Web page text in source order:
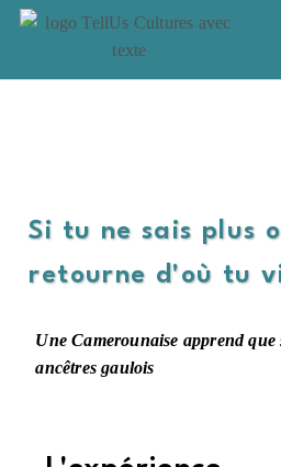
Si tu ne sais plus
retourne d'où tu
Une Camerounaise apprend que
ancêtres gaulois